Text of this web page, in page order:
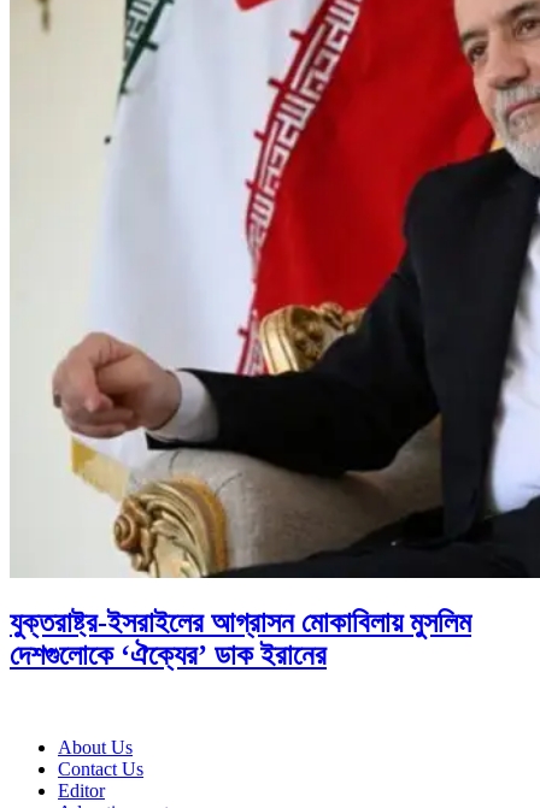
যুক্তরাষ্ট্র-ইসরাইলের আগ্রাসন মোকাবিলায় মুসলিম
দেশগুলোকে ‘ঐক্যের’ ডাক ইরানের
About Us
Contact Us
Editor